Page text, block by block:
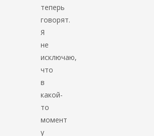
теперь
говорят.
Я
не
исключаю,
что
в
какой-
то
момент
у